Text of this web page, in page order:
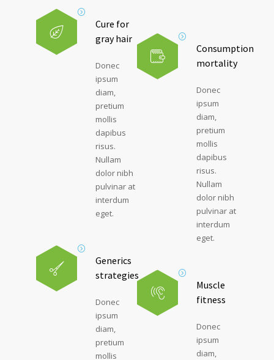
Cure for
gray hair
Donec
ipsum
diam,
pretium
mollis
dapibus
risus.
Nullam
dolor nibh
pulvinar at
interdum
eget.
Generics
strategies
Donec
ipsum
diam,
pretium
mollis
Consumption
mortality
Donec
ipsum
diam,
pretium
mollis
dapibus
risus.
Nullam
dolor nibh
pulvinar at
interdum
eget.
Muscle
fitness
Donec
ipsum
diam,